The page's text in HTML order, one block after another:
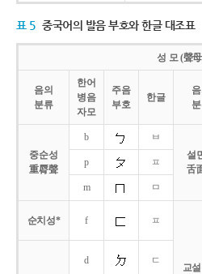
표 5 중국어의 발음 부호와 한글 대조표
성 모 (聲
음의
분류
한어
병음
자모
주음
부호
한글
중순성
重脣聲
b
ㅂ
설
舌
p ㅍ
m ㅁ
순치성* f ㅍ
교
d ㄷ